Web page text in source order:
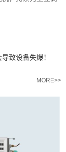
致设备失爆！
MORE>>